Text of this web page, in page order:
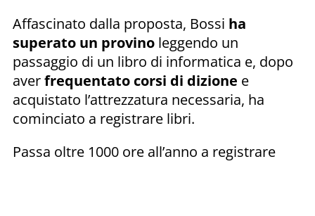
Affascinato dalla proposta, Bossi ha
superato un provino leggendo un
passaggio di un libro di informatica e, dopo
averfrequentato corsi di dizione e
acquistato l’attrezzatura necessaria, ha
cominciato a registrare libri.
Passa oltre 1000 ore all’anno a registrare